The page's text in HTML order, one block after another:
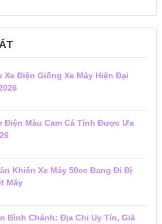
Xe Điện Giống Xe Máy Hiện Đại
Điện Màu Cam Cá Tính Được Ưa
Khiến Xe Máy 50cc Đang Đi Bị
Máy
Bình Chánh: Địa Chỉ Uy Tín, Giá